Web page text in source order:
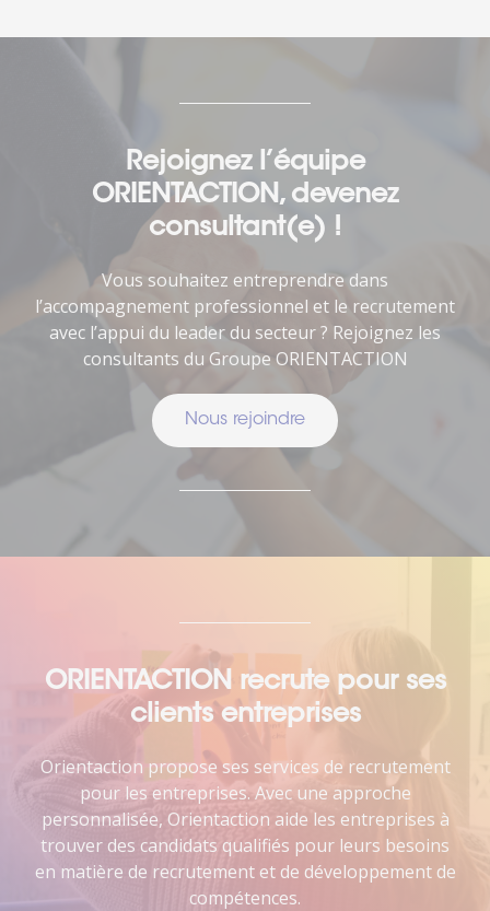
Rejoignez l’équipe
ORIENTACTION, devenez
consultant(e) !
Vous souhaitez entreprendre dans
l’accompagnement professionnel et le recrutement
avec l’appui du leader du secteur ? Rejoignez les
consultants du Groupe ORIENTACTION
Nous rejoindre
ORIENTACTION recrute pour ses
clients entreprises
Orientaction propose ses services de recrutement
pour les entreprises. Avec une approche
personnalisée, Orientaction aide les entreprises à
trouver des candidats qualifiés pour leurs besoins
en matière de recrutement et de développement de
compétences.